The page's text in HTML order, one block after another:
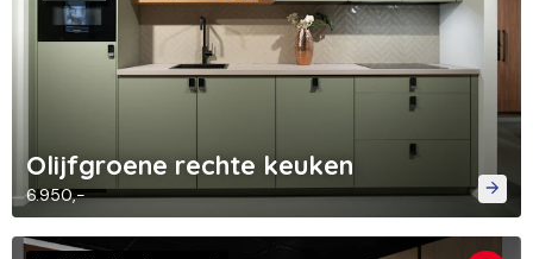
Olijfgroene rechte keuken
6.950,-